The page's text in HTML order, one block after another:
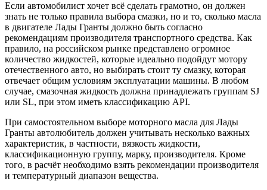
Если автомобилист хочет всё сделать грамотно, он должен
знать не только правила выбора смазки, но и то, сколько масла
в двигателе Лады Гранты должно быть согласно
рекомендациям производителя транспортного средства. Как
правило, на российском рынке представлено огромное
количество жидкостей, которые идеально подойдут мотору
отечественного авто, но выбирать стоит ту смазку, которая
отвечает общим условиям эксплуатации машины. В любом
случае, смазочная жидкость должна принадлежать группам SJ
или SL, при этом иметь классификацию API.
При самостоятельном выборе моторного масла для Лады
Гранты автолюбитель должен учитывать несколько важных
характеристик, в частности, вязкость жидкости,
классификационную группу, марку, производителя. Кроме
того, в расчёт необходимо взять рекомендации производителя
и температурный диапазон вещества.